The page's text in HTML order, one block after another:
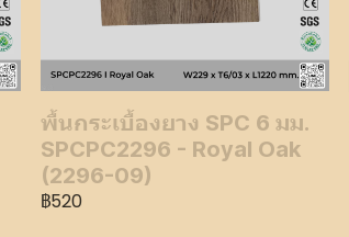
พื้นกระเบื้องยาง SPC 6 มม.
SPCPC2296 - Royal Oak
(2296-09)
฿520